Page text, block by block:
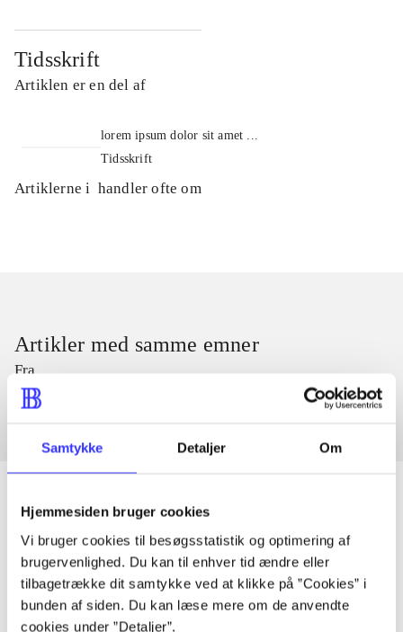
Samtykke Detaljer Om
Hjemmesiden bruger cookies
Vi bruger cookies til besøgsstatistik og optimering af
brugervenlighed. Du kan til enhver tid ændre eller
tilbagetrække dit samtykke ved at klikke på ”Cookies” i
bunden af siden. Du kan læse mere om de anvendte
cookies under ”Detaljer”.
Tidsskrift
Artiklen er en del af
lorem ipsum dolor sit amet ...
Tidsskrift
Artiklerne i handler ofte om
Artikler med samme emner
Fra
Artikler
Alle registrerede artikler fordelt på udgivelser
...